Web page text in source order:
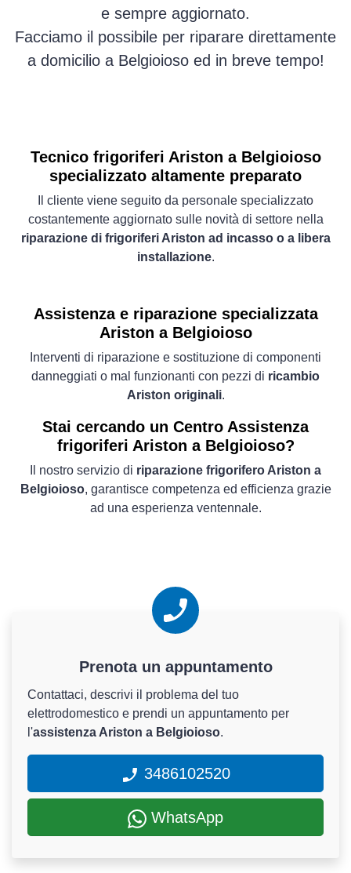
e sempre aggiornato.
Facciamo il possibile per riparare direttamente
a domicilio a Belgioioso ed in breve tempo!
Tecnico frigoriferi Ariston a Belgioioso
specializzato altamente preparato
Il cliente viene seguito da personale specializzato
costantemente aggiornato sulle novità di settore nella
riparazione di frigoriferi Ariston ad incasso o a libera
installazione.
Assistenza e riparazione specializzata
Ariston a Belgioioso
Interventi di riparazione e sostituzione di componenti
danneggiati o mal funzionanti con pezzi di ricambio
Ariston originali.
Stai cercando un Centro Assistenza
frigoriferi Ariston a Belgioioso?
Il nostro servizio di riparazione frigorifero Ariston a
Belgioioso, garantisce competenza ed efficienza grazie
ad una esperienza ventennale.
Prenota un appuntamento
Contattaci, descrivi il problema del tuo
elettrodomestico e prendi un appuntamento per
l'assistenza Ariston a Belgioioso.
3486102520
WhatsApp